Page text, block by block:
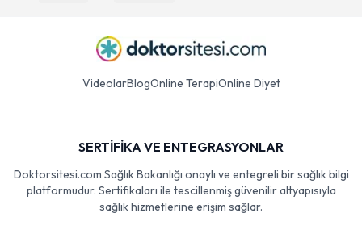
VideolarBlogOnline TerapiOnline Diyet
SERTİFİKA VE ENTEGRASYONLAR
Doktorsitesi.com Sağlık Bakanlığı onaylı ve entegreli bir sağlık bilgi
platformudur. Sertifikaları ile tescillenmiş güvenilir altyapısıyla
sağlık hizmetlerine erişim sağlar.